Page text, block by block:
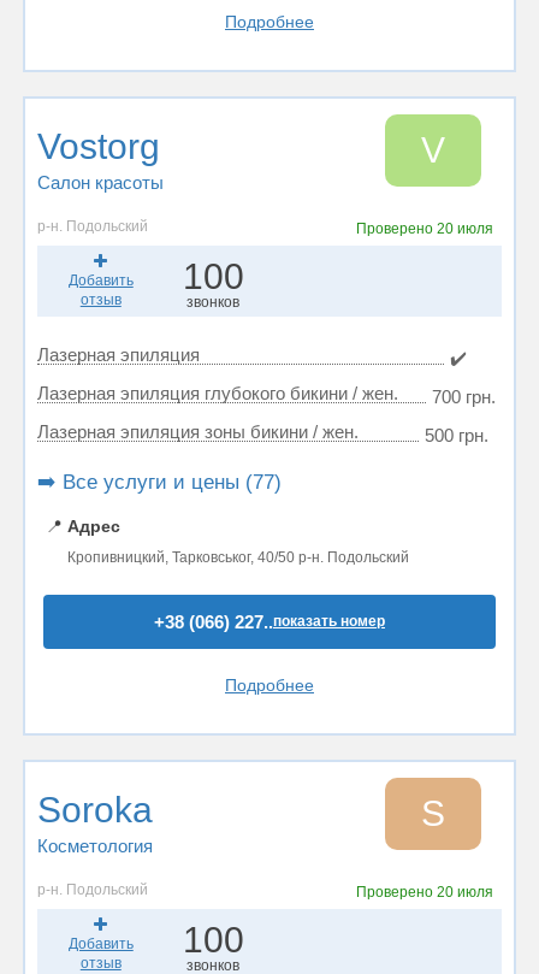
Подробнее
Vostorg
Салон красоты
V
р-н. Подольский Проверено 20 июля
Добавить
отзыв
100
звонков
Лазерная эпиляция
✔️
Лазерная эпиляция глубокого бикини / жен.
700 грн.
Лазерная эпиляция зоны бикини / жен.
500 грн.
➡️ Все услуги и цены (77)
📍 Адрес
Кропивницкий, Тарковськог, 40/50 р-н. Подольский
+38 (066) 227..показать номер
Подробнее
Soroka
Косметология
S
р-н. Подольский Проверено 20 июля
Добавить
отзыв
100
звонков